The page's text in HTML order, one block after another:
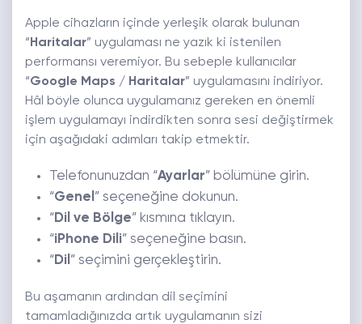
Apple cihazların içinde yerleşik olarak bulunan
“ Haritalar” uygulaması ne yazık ki istenilen
performansı veremiyor. Bu sebeple kullanıcılar
“Google Maps / Haritalar” uygulamasını indiriyor.
Hâl böyle olunca uygulamanız gereken en önemli
işlem uygulamayı indirdikten sonra sesi değiştirmek
için aşağıdaki adımları takip etmektir.
Telefonunuzdan “Ayarlar” bölümüne girin.
“Genel ” seçeneğine dokunun.
“Dil ve Bölge” kısmına tıklayın.
“iPhone Dili” seçeneğine basın.
“Dil ” seçimini gerçekleştirin.
Bu aşamanın ardından dil seçimini
tamamladığınızda artık uygulamanın sizi